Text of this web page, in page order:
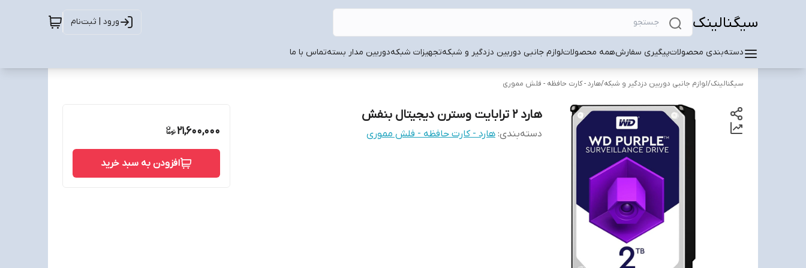
سیگنالینک ورود | ثبت‌نام
دسته‌بندی محصولاتپیگیری سفارشهمه محصولاتلوازم جانبی دوربین دزدگیر و شبکهتجهیزات شبکهدوربین مدار بستهتماس با ما
سیگنالینک/لوازم جانبی دوربین دزدگیر و شبکه/هارد - کارت حافظه - فلش مموری
هارد 2 ترابایت وسترن دیجیتال بنفش
دسته‌بندی: هارد - کارت حافظه - فلش مموری 21,600,000
افزودن به سبد خرید